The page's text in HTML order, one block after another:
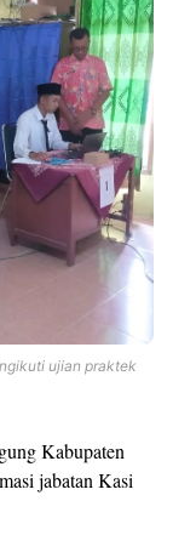
ujian praktek
Kabupaten
jabatan Kasi